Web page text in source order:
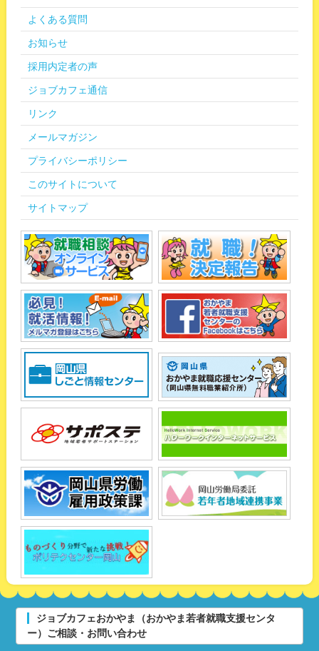
よくある質問
お知らせ
採用内定者の声
ジョブカフェ通信
リンク
メールマガジン
プライバシーポリシー
このサイトについて
サイトマップ
ジョブカフェおかやま（おかやま若者就職支援センタ
ー）ご相談・お問い合わせ